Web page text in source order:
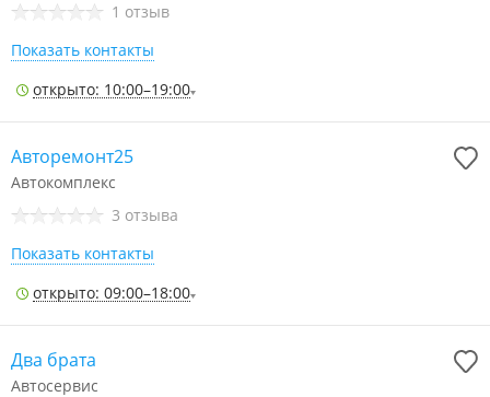
1 отзыв
Показать контакты
открыто: 10:00–19:00
Авторемонт25
Автокомплекс
3 отзыва
Показать контакты
открыто: 09:00–18:00
Два брата
Автосервис